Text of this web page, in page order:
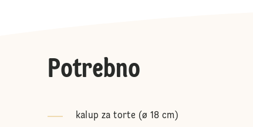
Potrebno
kalup za torte (ø 18 cm)